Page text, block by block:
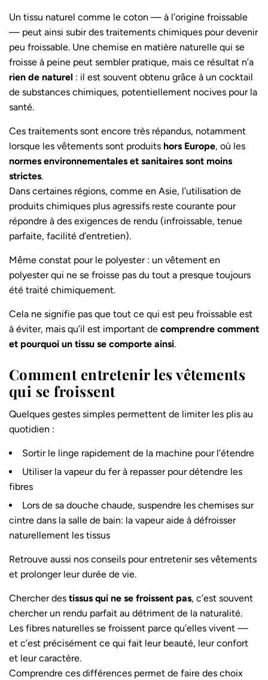
Un tissu naturel comme le coton — à l’origine froissable
— peut ainsi subir des traitements chimiques pour devenir
peu froissable. Une chemise en matière naturelle qui se
froisse à peine peut sembler pratique, mais ce résultat n’a
rien de naturel : il est souvent obtenu grâce à un cocktail
de substances chimiques, potentiellement nocives pour la
santé.
Ces traitements sont encore très répandus, notamment
lorsque les vêtements sont produits hors Europe, où les
normes environnementales et sanitaires sont moins
strictes.
Dans certaines régions, comme en Asie, l’utilisation de
produits chimiques plus agressifs reste courante pour
répondre à des exigences de rendu (infroissable, tenue
parfaite, facilité d’entretien).
Même constat pour le polyester : un vêtement en
polyester qui ne se froisse pas du tout a presque toujours
été traité chimiquement.
Cela ne signifie pas que tout ce qui est peu froissable est
à éviter, mais qu’il est important de comprendre comment
et pourquoi un tissu se comporte ainsi.
Comment entretenir les vêtements
qui se froissent
Quelques gestes simples permettent de limiter les plis au
quotidien :
Sortir le linge rapidement de la machine pour l’étendre
Utiliser la vapeur du fer à repasser pour détendre les
fibres
Lors de sa douche chaude, suspendre les chemises sur
cintre dans la salle de bain: la vapeur aide à défroisser
naturellement les tissus
Retrouve aussi nos conseils pourentretenir ses vêtements
et prolonger leur durée de vie.
Chercher des tissus qui ne se froissent pas, c’est souvent
chercher un rendu parfait au détriment de la naturalité.
Les fibres naturelles se froissent parce qu’elles vivent —
et c’est précisément ce qui fait leur beauté, leur confort
et leur caractère.
Comprendre ces différences permet de faire des choix